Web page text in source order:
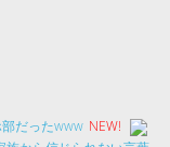
部だったwww NEW!